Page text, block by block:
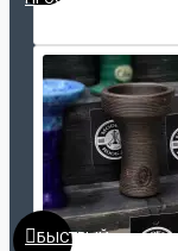
БЫСТРЫЙ